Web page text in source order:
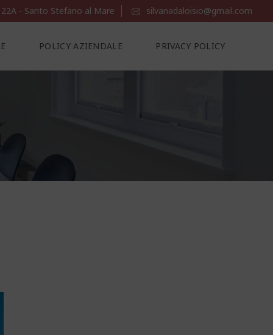
- Santo Stefano al Mare silvanadaloisio@gmail.com
POLICY AZIENDALE PRIVACY POLICY